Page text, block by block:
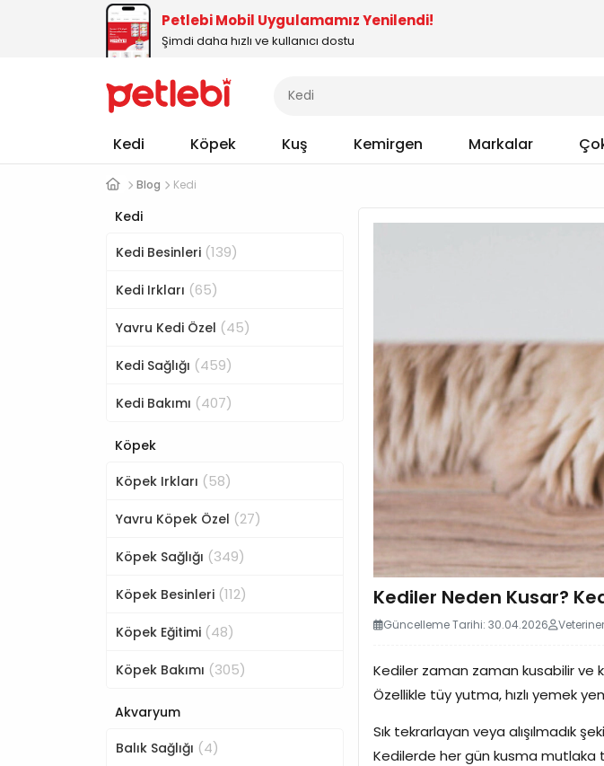
Petlebi Mobil Uygulamamız Yenilendi!
Şimdi daha hızlı ve kullanıcı dostu
Kedi Köpek Kuş Kemirgen Markalar
Blog Kedi
Kediler Neden Kusar?
Güncelleme Tarihi: 30.04.2026
Kediler zaman zaman kusabilir ve
Özellikle tüy yutma, hızlı yemek
Sık tekrarlayan veya alışılmadık
Kedilerde her gün kusma
Kedi
Kedi Besinleri (139)
Kedi Irkları (65)
Yavru Kedi Özel (45)
Kedi Sağlığı (459)
Kedi Bakımı (407)
Köpek
Köpek Irkları (58)
Yavru Köpek Özel (27)
Köpek Sağlığı (349)
Köpek Besinleri (112)
Köpek Eğitimi (48)
Köpek Bakımı (305)
Akvaryum
Balık Sağlığı (4)